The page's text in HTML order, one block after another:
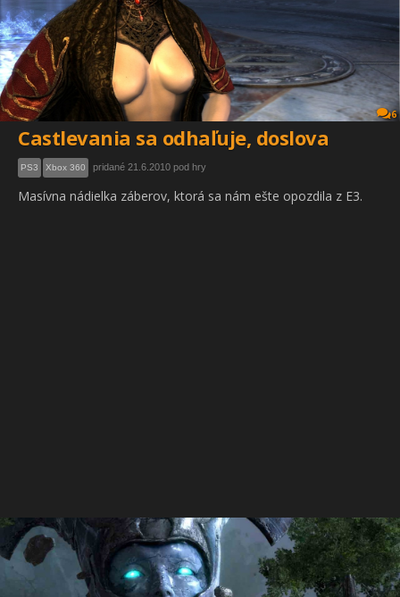
6
Castlevania sa odhaľuje, doslova
PS3 Xbox 360 pridané 21.6.2010 pod hry
Masívna nádielka záberov, ktorá sa nám ešte opozdila z E3.